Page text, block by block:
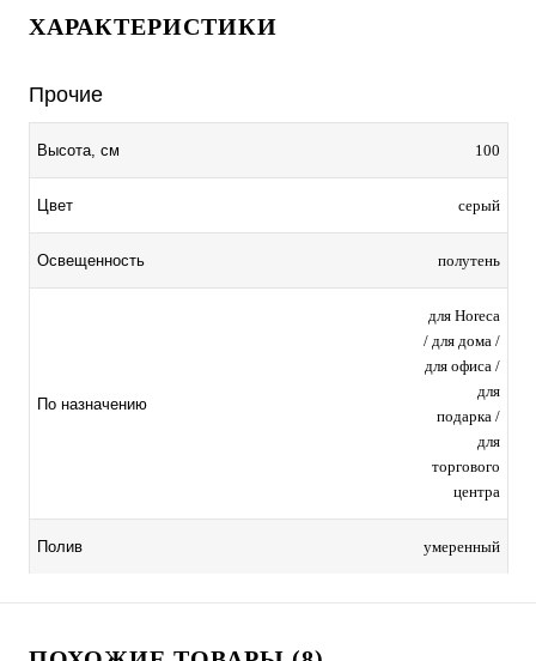
ХАРАКТЕРИСТИКИ
Прочие
Высота, см 100
Цвет серый
Освещенность полутень
По назначению
для Horeca
/ для дома /
для офиса /
для
подарка /
для
торгового
центра
Полив умеренный